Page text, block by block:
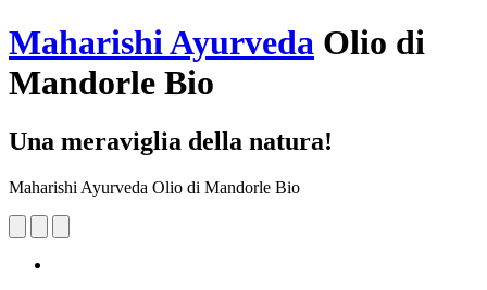
Maharishi Ayurveda Olio di
Mandorle Bio
Una meraviglia della natura!
Maharishi Ayurveda Olio di Mandorle Bio